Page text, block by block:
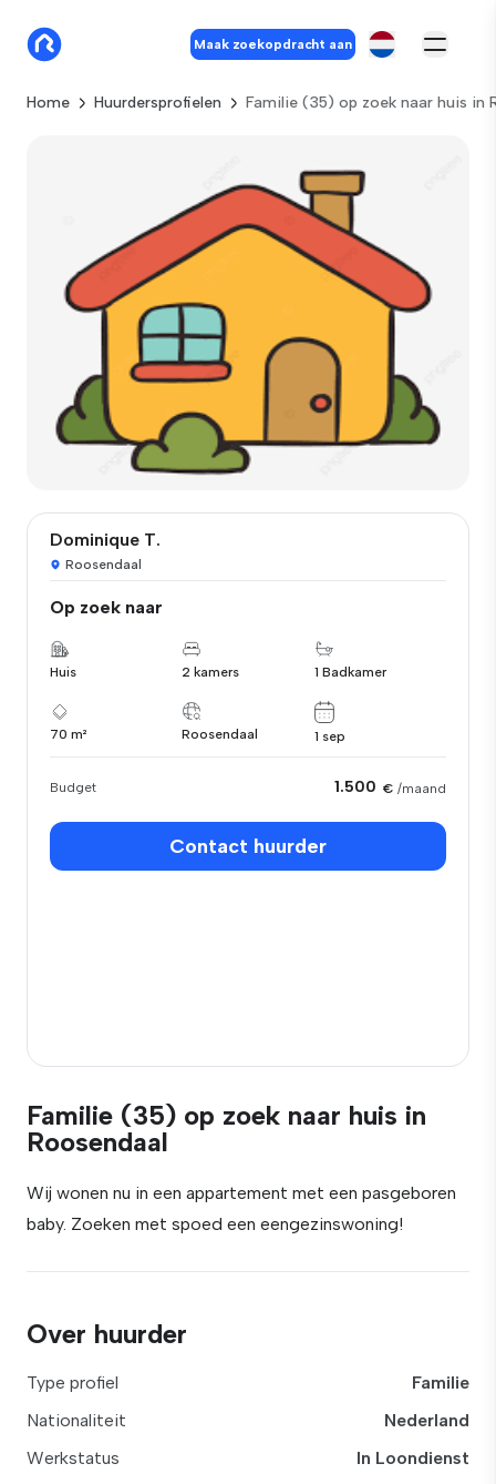
Maak zoekopdracht aan
Home Huurdersprofielen Familie (35) op zoek naar huis in
Dominique T.
Roosendaal
Op zoek naar
Huis 2 kamers 1 Badkamer
70 m² Roosendaal 1 sep
Budget 1.500 € /maand
Contact huurder
Familie (35) op zoek naar huis in
Roosendaal
Wij wonen nu in een appartement met een pasgeboren
baby. Zoeken met spoed een eengezinswoning!
Over huurder
Type profiel
Familie
Nationaliteit
Nederland
Werkstatus
In Loondienst